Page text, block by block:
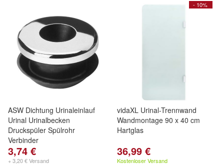
ASW Dichtung Urinaleinlauf
Urinal Urinalbecken
Druckspüler Spülrohr
Verbinder
3,74 €
+ 3,20 € Versand
- 10%
vidaXL Urinal-Trennwand
Wandmontage 90 x 40 cm
Hartglas
36,99 €
Kostenloser Versand